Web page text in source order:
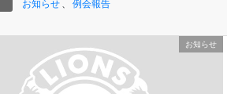
お知らせ 、 例会報告
お知らせ